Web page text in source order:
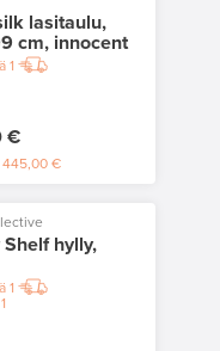
lasitaulu,
cm, innocent
1
€
445,00 €
hylly,
1